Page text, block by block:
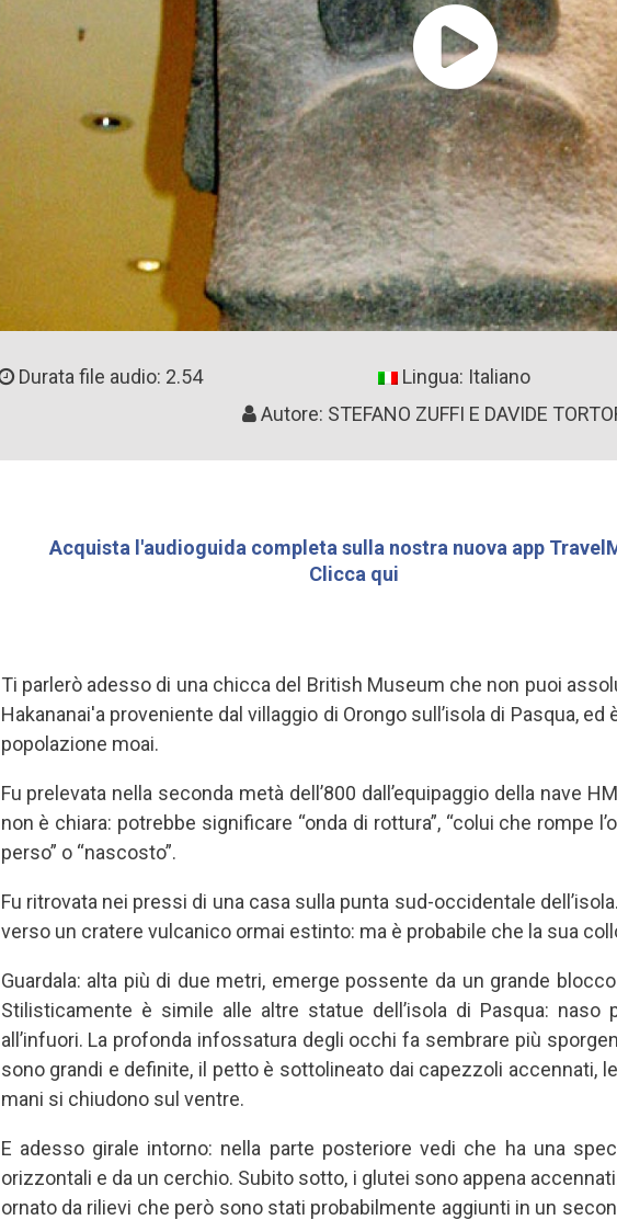
Durata file audio: 2.54
Lingua: Italiano
Autore: STEFANO ZUFFI E DAVIDE
Acquista l'audioguida completa sulla nostra nuova app
Clicca qui
Ti parlerò adesso di una chicca del British Museum che non puoi
Hakananai'a proveniente dal villaggio di Orongo sull’isola di Pasqua,
popolazione moai.
Fu prelevata nella seconda metà dell’800 dall’equipaggio della nave
non è chiara: potrebbe significare “onda di rottura”, “colui che rompe
perso” o “nascosto”.
Fu ritrovata nei pressi di una casa sulla punta sud-occidentale
verso un cratere vulcanico ormai estinto: ma è probabile che la sua
Guardala: alta più di due metri, emerge possente da un grande
Stilisticamente è simile alle altre statue dell’isola di Pasqua: naso
all’infuori. La profonda infossatura degli occhi fa sembrare più
sono grandi e definite, il petto è sottolineato dai capezzoli accennati,
mani si chiudono sul ventre.
E adesso girale intorno: nella parte posteriore vedi che ha una
orizzontali e da un cerchio. Subito sotto, i glutei sono appena
ornato da rilievi che però sono stati probabilmente aggiunti in un